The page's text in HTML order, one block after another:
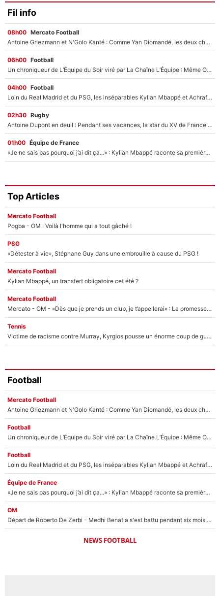
Fil info
08h00 Mercato Football
Antoine Griezmann et N'Golo Kanté : Comme Yan Diomandé, les deux champions du monde ont refusé de signer au PSG !
06h00 Football
Un chroniqueur de L’Équipe du Soir viré par La Chaîne L’Équipe : Même Olivier Ménard n’avait pas pu empêcher son départ, «je l’ai appris sur Twitter, je l’ai vécu assez mal»
04h00 Football
Loin du Real Madrid et du PSG, les inséparables Kylian Mbappé et Achraf Hakimi changent d'équipe le temps d'une journée !
02h30 Rugby
Antoine Dupont en deuil : Pendant ses vacances, la star du XV de France a perdu sa grand-mère
01h00 Équipe de France
«Je ne sais pas pourquoi j’ai dit ça...» : Kylian Mbappé raconte sa première rencontre avec Zinédine Zidane (et c’est très drôle)
Top Articles
Mercato Football
Pogba - OM : Voilà l'homme qui a tout gâché !
PSG
«Détester à vie», Stéphane Guy dans une embrouille à cause du PSG !
Mercato Football
Kylian Mbappé, un transfert obligatoire cet été ?
Mercato Football
Mercato - OM - «Dès que je prends un club, je t’appellerai» : La promesse de Marcelino au moment de claquer la porte
Tennis
Victime de racisme contre Murray, Kyrgios pousse un énorme coup de gueule !
Football
Mercato Football
Antoine Griezmann et N'Golo Kanté : Comme Yan Diomandé, les deux champions du monde ont refusé de signer au PSG !
Football
Un chroniqueur de L’Équipe du Soir viré par La Chaîne L’Équipe : Même Olivier Ménard n’avait pas pu empêcher son départ, «je l’ai appris sur Twitter, je l’ai vécu assez mal»
Football
Loin du Real Madrid et du PSG, les inséparables Kylian Mbappé et Achraf Hakimi changent d'équipe le temps d'une journée !
Équipe de France
«Je ne sais pas pourquoi j’ai dit ça...» : Kylian Mbappé raconte sa première rencontre avec Zinédine Zidane (et c’est très drôle)
OM
Départ de Roberto De Zerbi - Medhi Benatia s'est battu pendant six mois pour le retenir à l'OM, le PSG a été le naufrage de trop : «Je pars avec toi»
NEWS FOOTBALL